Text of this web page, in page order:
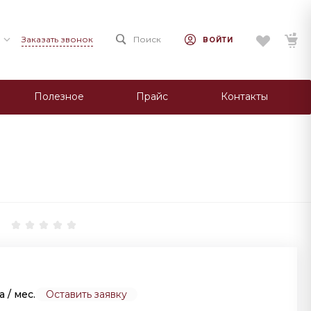
Заказать звонок Поиск ВОЙТИ
Полезное Прайс Контакты
/ мес. Оставить заявку